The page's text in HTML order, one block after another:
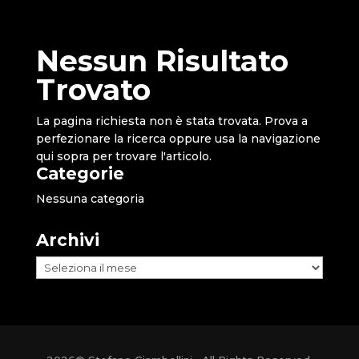
Nessun Risultato
Trovato
La pagina richiesta non è stata trovata. Prova a
perfezionare la ricerca oppure usa la navigazione
qui sopra per trovare l'articolo.
Categorie
Nessuna categoria
Archivi
Archivi